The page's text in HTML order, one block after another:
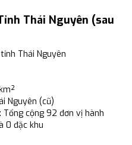
Thái Nguyên (sau
Thái Nguyên
Nguyên (cũ)
Tổng cộng 92 đơn vị hành
0 đặc khu